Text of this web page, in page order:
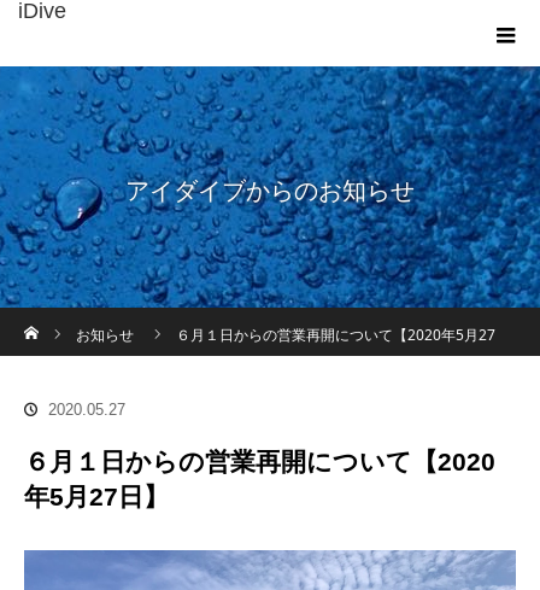
iDive
アイダイブからのお知らせ
お知らせ
６月１日からの営業再開について【2020年5月27
2020.05.27
６月１日からの営業再開について【2020
年5月27日】